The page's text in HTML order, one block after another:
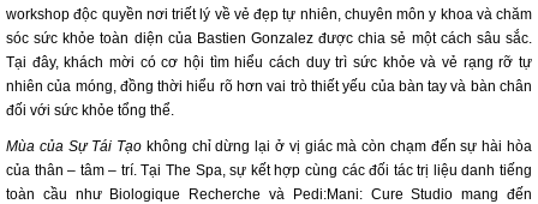
workshop độc quyền nơi triết lý về vẻ đẹp tự nhiên, chuyên môn y khoa và chăm
sóc sức khỏe toàn diện của Bastien Gonzalez được chia sẻ một cách sâu sắc.
Tại đây, khách mời có cơ hội tìm hiểu cách duy trì sức khỏe và vẻ rạng rỡ tự
nhiên của móng, đồng thời hiểu rõ hơn vai trò thiết yếu của bàn tay và bàn chân
đối với sức khỏe tổng thể.
Mùa của Sự Tái Tạo không chỉ dừng lại ở vị giác mà còn chạm đến sự hài hòa
của thân – tâm – trí. Tại The Spa, sự kết hợp cùng các đối tác trị liệu danh tiếng
toàn cầu như Biologique Recherche và Pedi:Mani: Cure Studio mang đến